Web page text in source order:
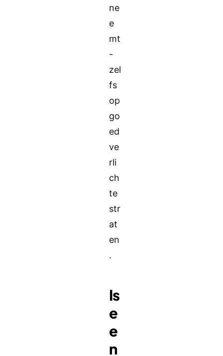
ne
e
mt
-
zel
fs
op
go
ed
ve
rli
ch
te
str
at
en
.
Is
e
e
n